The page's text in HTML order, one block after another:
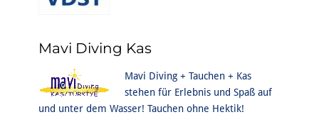
Mavi Diving Kas
Mavi Diving + Tauchen + Kas
stehen für Erlebnis und Spaß auf
und unter dem Wasser! Tauchen ohne Hektik!